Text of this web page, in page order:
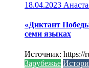
18.04.2023
«Диктант
семи языках
Источник: https://
Зарубежье